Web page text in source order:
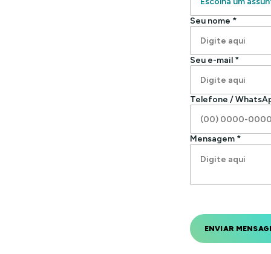
Seu nome *
Seu e-mail *
Telefone /
Mensagem *
ENVIAR